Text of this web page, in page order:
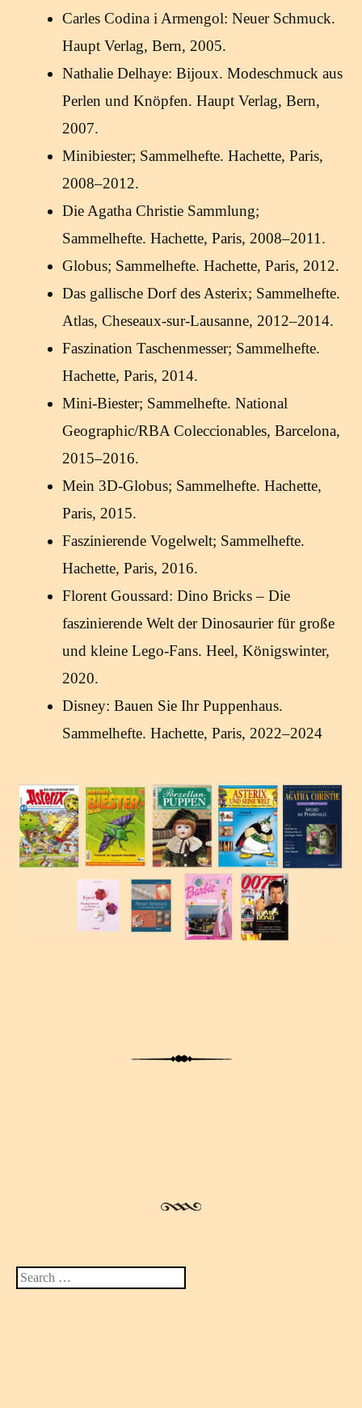
Carles Codina i Armengol: Neuer Schmuck.
Haupt Verlag, Bern, 2005.
Nathalie Delhaye: Bijoux. Modeschmuck aus
Perlen und Knöpfen. Haupt Verlag, Bern,
2007.
Minibiester; Sammelhefte. Hachette, Paris,
2008–2012.
Die Agatha Christie Sammlung;
Sammelhefte. Hachette, Paris, 2008–2011.
Globus; Sammelhefte. Hachette, Paris, 2012.
Das gallische Dorf des Asterix; Sammelhefte.
Atlas, Cheseaux-sur-Lausanne, 2012–2014.
Faszination Taschenmesser; Sammelhefte.
Hachette, Paris, 2014.
Mini-Biester; Sammelhefte. National
Geographic/RBA Coleccionables, Barcelona,
2015–2016.
Mein 3D-Globus; Sammelhefte. Hachette,
Paris, 2015.
Faszinierende Vogelwelt; Sammelhefte.
Hachette, Paris, 2016.
Florent Goussard: Dino Bricks – Die
faszinierende Welt der Dinosaurier für große
und kleine Lego-Fans. Heel, Königswinter,
2020.
Disney: Bauen Sie Ihr Puppenhaus.
Sammelhefte. Hachette, Paris, 2022–2024
Search